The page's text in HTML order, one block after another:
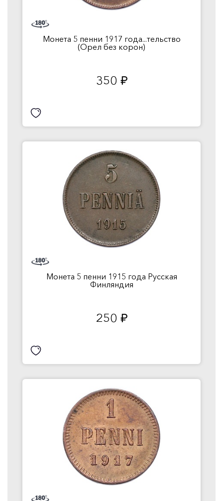
Монета 5 пенни 1917 года...тельство
(Орел без корон)
350 руб.
Монета 5 пенни 1915 года Русская
Финляндия
250 руб.